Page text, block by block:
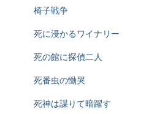
椅子戦争
死に浸かるワイナリー
死の館に探偵二人
死番虫の慟哭
死神は謀りて暗躍す